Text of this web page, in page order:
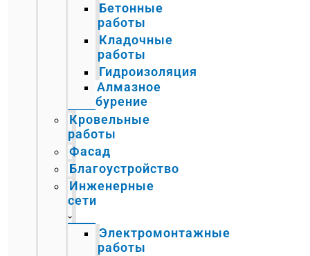
Бетонные
работы
Кладочные
работы
Гидроизоляция
Алмазное
бурение
Кровельные
работы
Фасад
Благоустройство
Инженерные
сети
Электромонтажные
работы